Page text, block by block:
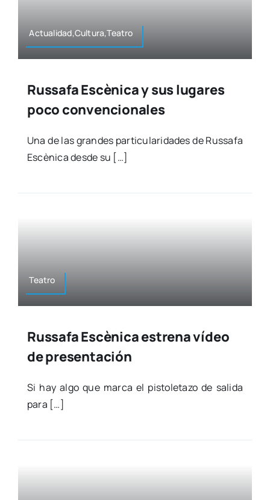
Actualidad,Cultura,Teatro
Russafa Escènica y sus lugares
poco convencionales
Una de las gran­des par­ti­cu­la­ri­da­des de Rus­sa­fa
Escè­ni­ca des­de su […]
Tea­tro
Russafa Escènica estrena vídeo
de presentación
Si hay algo que mar­ca el pis­to­le­ta­zo de sali­da
para […]